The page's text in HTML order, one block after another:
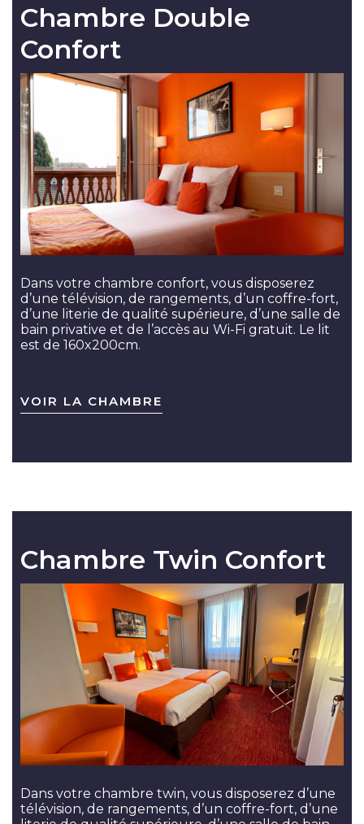
Chambre Double
Confort
Dans votre chambre confort, vous disposerez
d’une télévision, de rangements, d’un coffre-fort,
d’une literie de qualité supérieure, d’une salle de
bain privative et de l’accès au Wi-Fi gratuit. Le lit
est de 160x200cm.
VOIR LA CHAMBRE
Chambre Twin Confort
Dans votre chambre twin, vous disposerez d’une
télévision, de rangements, d’un coffre-fort, d’une